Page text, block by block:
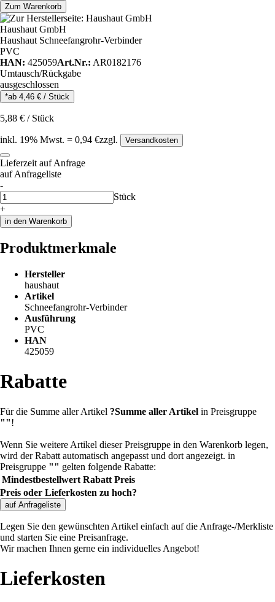
Zum Warenkorb
Haushaut GmbH
Haushaut Schneefangrohr-Verbinder
PVC
HAN: 425059Art.Nr.: AR0182176
Umtausch/Rückgabe
ausgeschlossen
*ab 4,46 € / Stück
5,88 € / Stück
inkl. 19% Mwst. = 0,94 €zzgl. Versandkosten
Lieferzeit auf Anfrage
auf Anfrageliste
-
Anzahl
Stück
+
in den Warenkorb
Produktmerkmale
Hersteller
haushaut
Artikel
Schneefangrohr-Verbinder
Ausführung
PVC
HAN
425059
Rabatte
Für die Summe aller Artikel ?Summe aller Artikel in Preisgruppe
""!
Wenn Sie weitere Artikel dieser Preisgruppe in den Warenkorb legen,
wird der Rabatt automatisch angepasst und dort angezeigt. in
Preisgruppe "" gelten folgende Rabatte:
Mindestbestellwert Rabatt Preis
Preis oder Lieferkosten zu hoch?
auf Anfrageliste
Legen Sie den gewünschten Artikel einfach auf die Anfrage-/Merkliste
und starten Sie eine Preisanfrage.
Wir machen Ihnen gerne ein individuelles Angebot!
Lieferkosten